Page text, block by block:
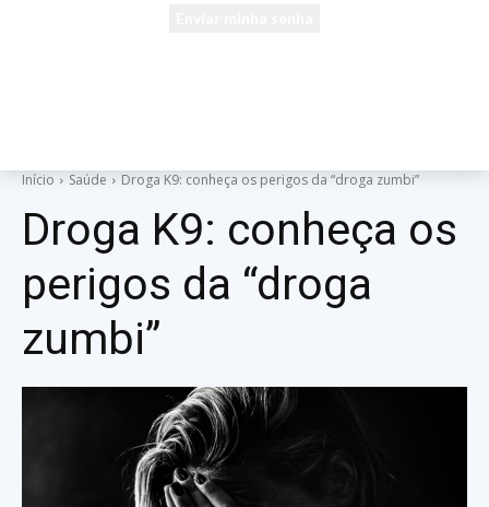
Início Saúde Droga K9: conheça os perigos da “droga zumbi”
Droga K9: conheça os
perigos da “droga
zumbi”